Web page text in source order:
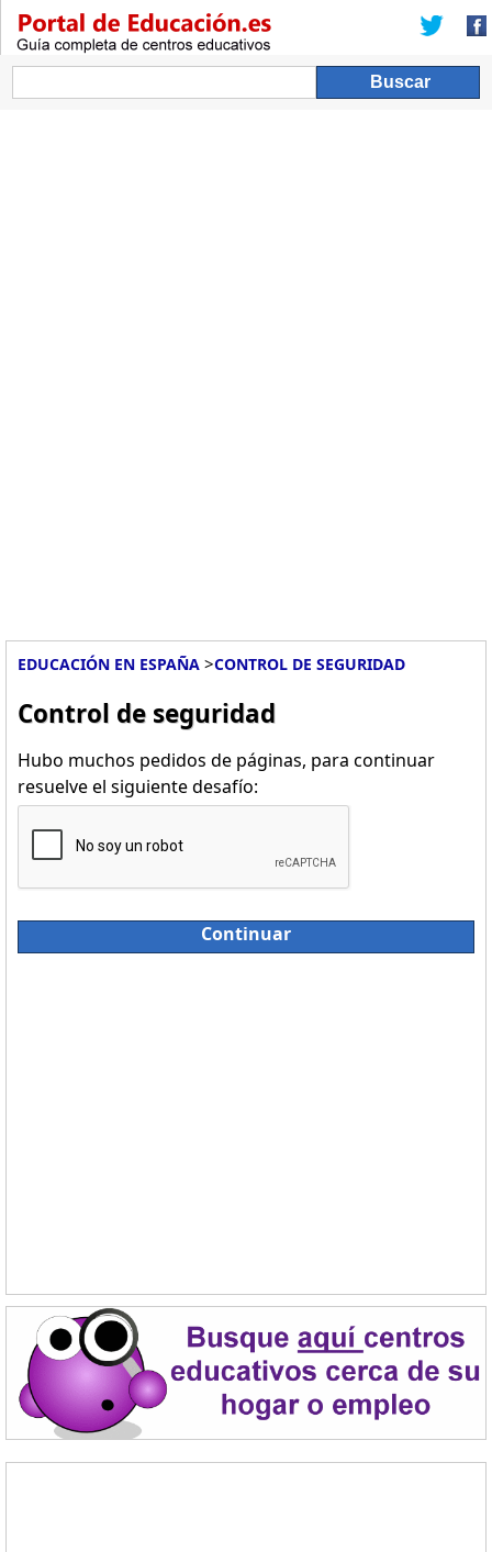
EDUCACIÓN EN ESPAÑA >CONTROL DE SEGURIDAD
Control de seguridad
Hubo muchos pedidos de páginas, para continuar
resuelve el siguiente desafío:
Continuar